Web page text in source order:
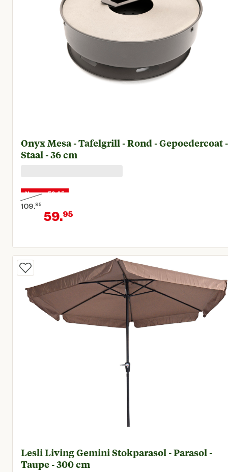
Onyx Mesa - Tafelgrill - Rond - Gepoedercoat -
Staal - 36 cm
Nu voor 59,95
109.95
Oorspronkelijke prijs € 109,95
59.95
Huidige prijs € 59,95
Lesli Living Gemini Stokparasol - Parasol -
Taupe - 300 cm